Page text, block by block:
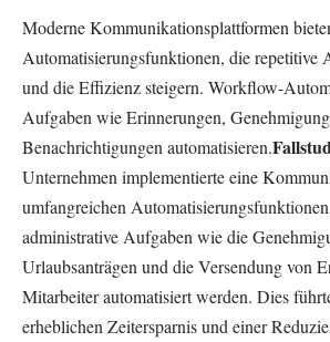
Moderne Kommunikationsplattformen
Automatisierungsfunktionen, die repetitive
und die Effizienz steigern. Workflow-
Aufgaben wie Erinnerungen,
Benachrichtigungen automatisieren.
Unternehmen implementierte eine
umfangreichen
administrative Aufgaben wie die
Urlaubsanträgen und die Versendung von
Mitarbeiter automatisiert werden. Dies
erheblichen Zeitersparnis und einer